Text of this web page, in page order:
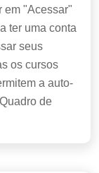
em "Acessar"
ter uma conta
seus
os cursos
a auto-
de